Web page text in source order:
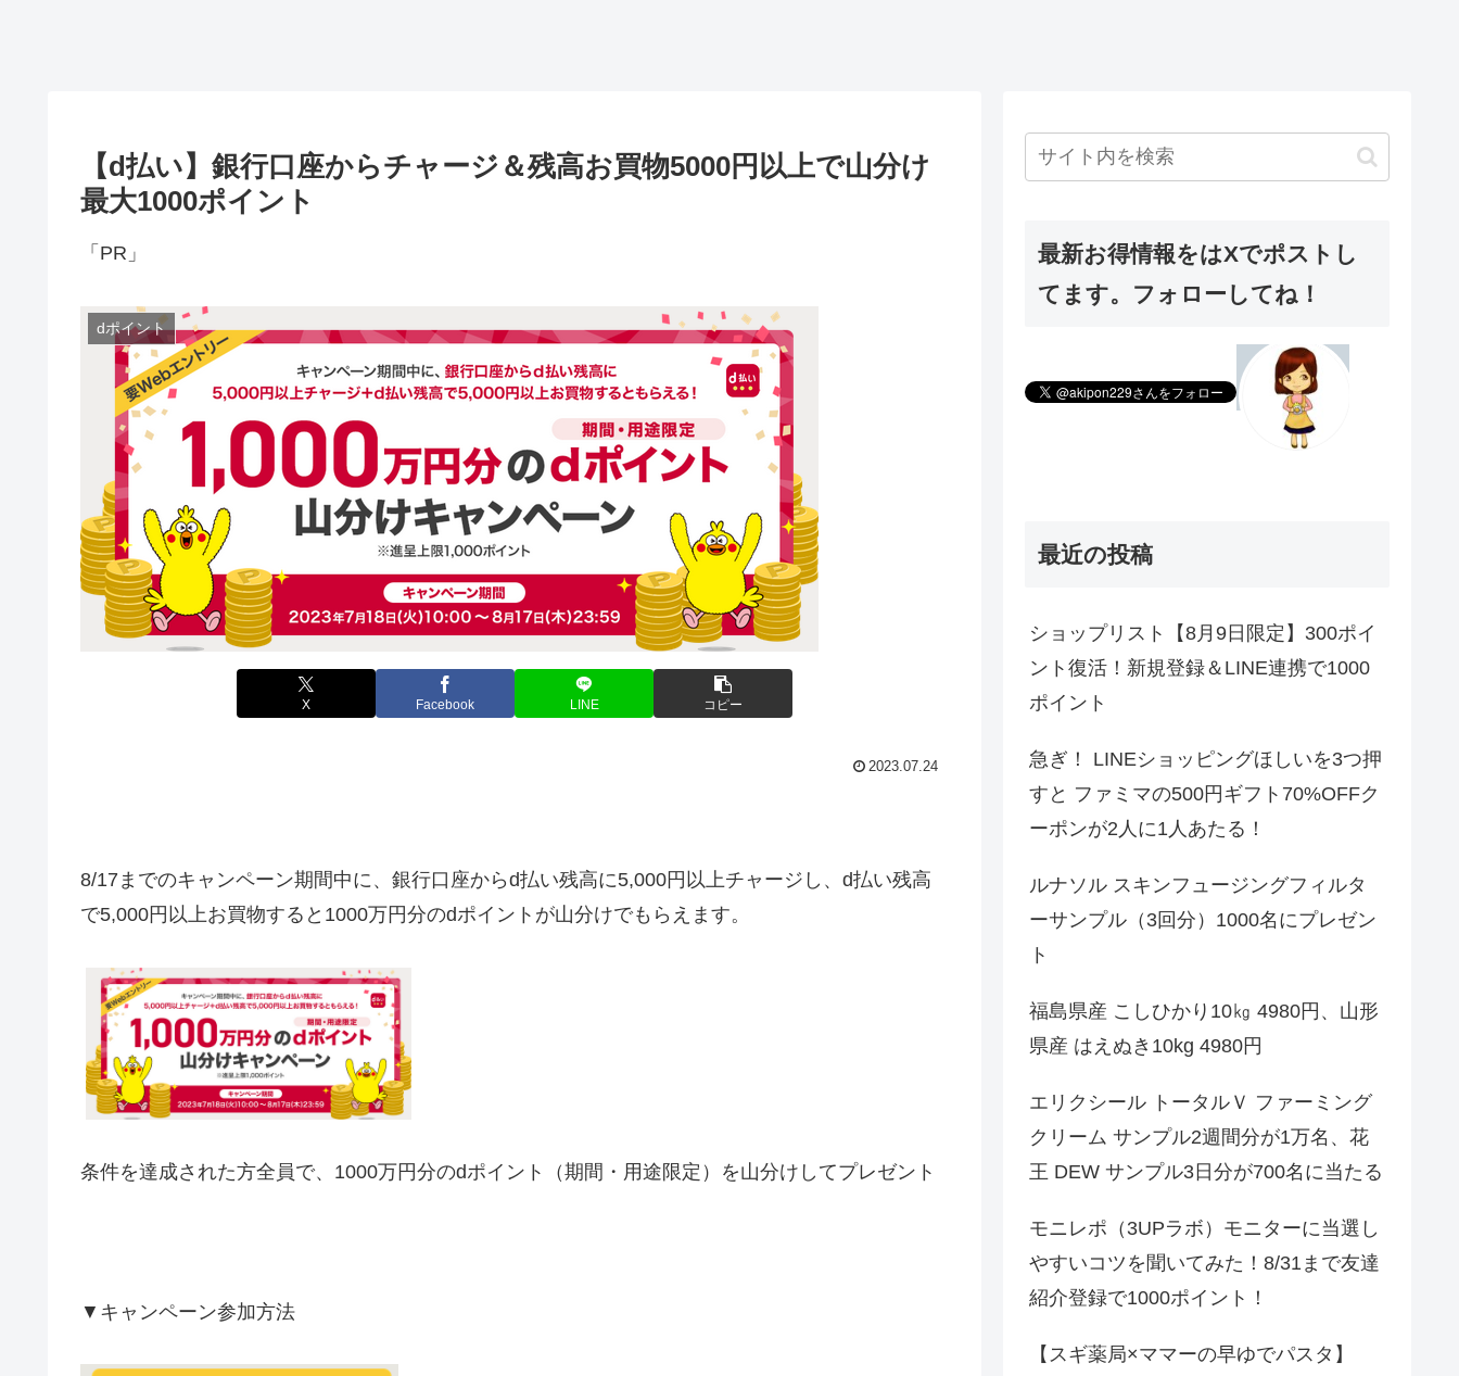
【d払い】銀行口座からチャージ＆残高お買物5000円以上で山分け
最大1000ポイント
「PR」
dポイント
X Facebook LINE コピー
2023.07.24
8/17までのキャンペーン期間中に、 銀行口座からd払い残高に5,000円以上チャージし、d払い残高
で5,000円以上お買物すると1000万円分のdポイントが山分けでもらえます。
条件を達成された方全員で、1000万円分のdポイント（期間・用途限定）を山分けしてプレゼント
▼キャンペーン参加方法
最新お得情報をはXでポストし
てます。フォローしてね！
最近の投稿
ショップリスト【8月9日限定】300ポイ
ント復活！新規登録＆LINE連携で1000
ポイント
急ぎ！ LINEショッピングほしいを3つ押
すと ファミマの500円ギフト70%OFFク
ーポンが2人に1人あたる！
ルナソル スキンフュージングフィルタ
ーサンプル（3回分）1000名にプレゼン
ト
福島県産 こしひかり10㎏ 4980円、山形
県産 はえぬき10kg 4980円
エリクシール トータルＶ ファーミング
クリーム サンプル2週間分が1万名、花
王 DEW サンプル3日分が700名に当たる
モニレポ（3UPラボ）モニターに当選し
やすいコツを聞いてみた！8/31まで友達
紹介登録で1000ポイント！
【スギ薬局×ママーの早ゆでパスタ】